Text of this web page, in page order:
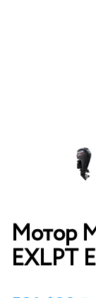
Мотор
EXLPT